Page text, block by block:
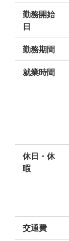
勤務開始
日
勤務期間
就業時間
休日・休
暇
交通費